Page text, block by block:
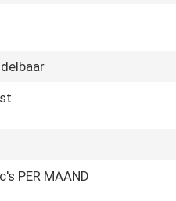
PER MAAND